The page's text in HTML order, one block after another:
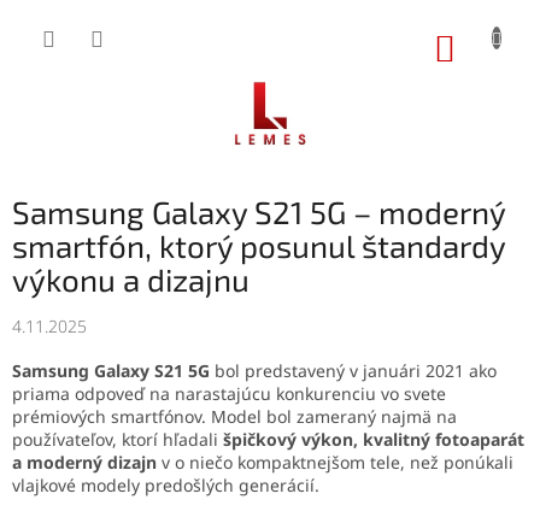
Samsung Galaxy S21 5G – moderný
smartfón, ktorý posunul štandardy
výkonu a dizajnu
4.11.2025
Samsung Galaxy S21 5G bol predstavený v januári 2021 ako
priama odpoveď na narastajúcu konkurenciu vo svete
prémiových smartfónov. Model bol zameraný najmä na
používateľov, ktorí hľadali špičkový výkon, kvalitný fotoaparát
a moderný dizajn v o niečo kompaktnejšom tele, než ponúkali
vlajkové modely predošlých generácií.